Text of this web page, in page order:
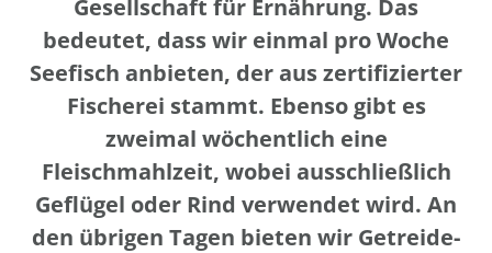
Gesellschaft für Ernährung. Das
bedeutet, dass wir einmal pro Woche
Seefisch anbieten, der aus zertifizierter
Fischerei stammt. Ebenso gibt es
zweimal wöchentlich eine
Fleischmahlzeit, wobei ausschließlich
Geflügel oder Rind verwendet wird. An
den übrigen Tagen bieten wir Getreide-